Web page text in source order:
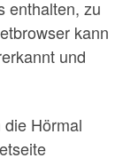
enthalten, zu
kann
und
Hörmal